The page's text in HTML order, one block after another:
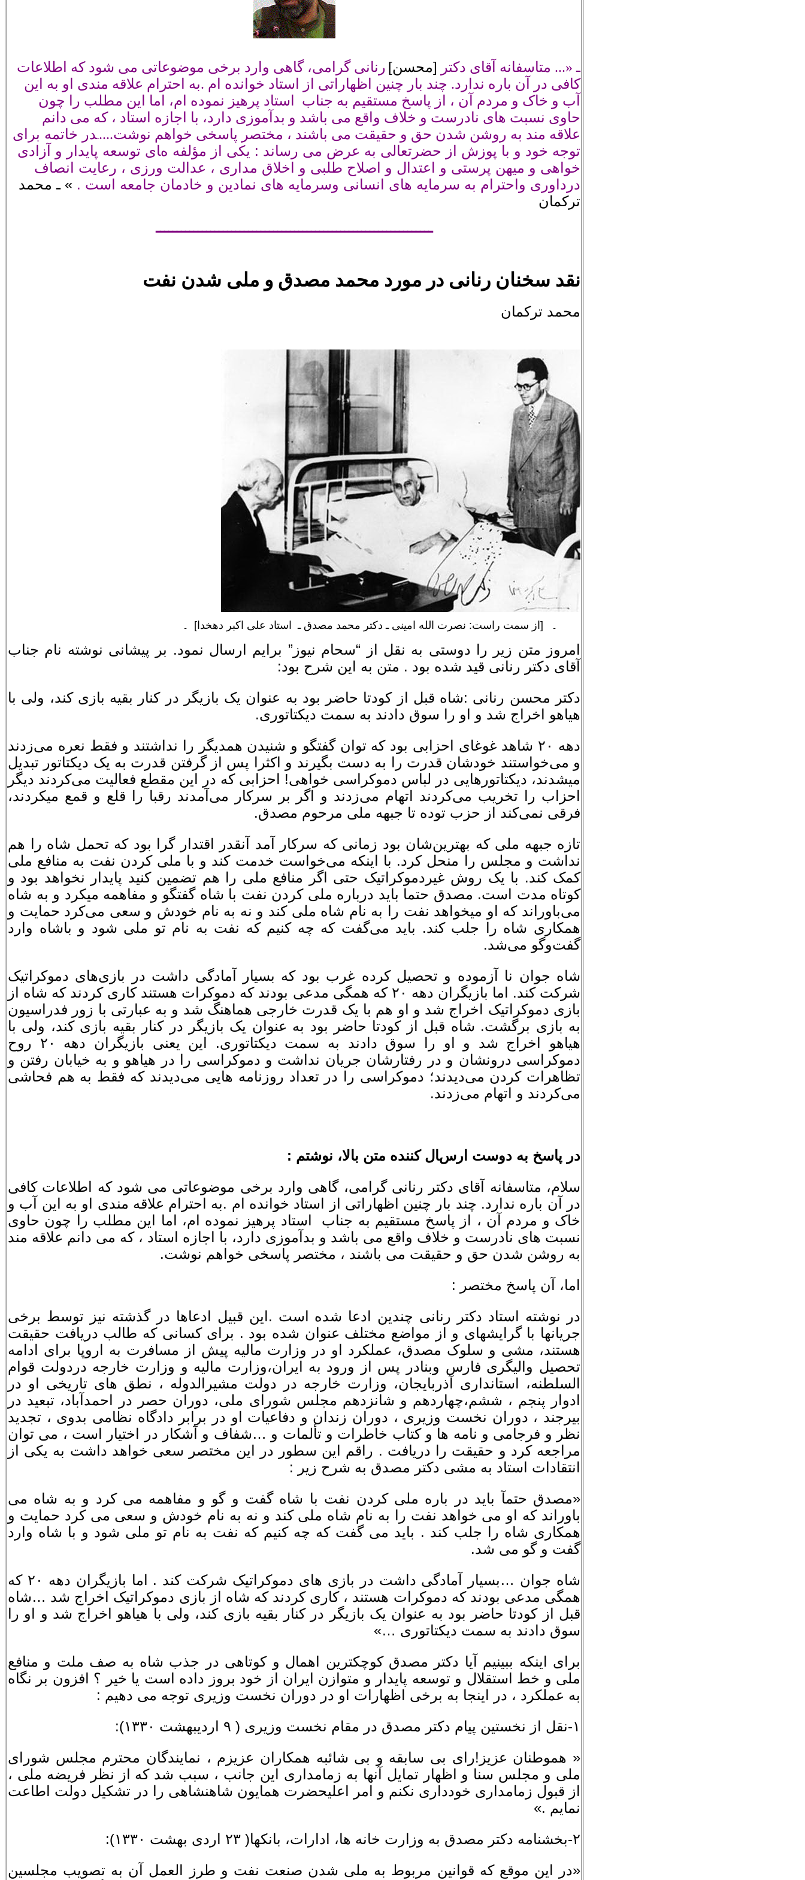
ـ «... متاسفانه آقای دکتر [محسن] رنانی گرامی، گاهى وارد برخی موضوعاتی می شود که اطلاعات
کافی در آن باره ندارد. چند بار چنین اظهاراتی از استاد خوانده ام .به احترام علاقه مندی او به این
آب و خاک و مردم آن ، از پاسخ مستقیم به جناب استاد پرهیز نموده ام، اما این مطلب را چون
حاوی نسبت های نادرست و خلاف واقع می باشد و بدآموزی دارد، با اجازه استاد ، که می دانم
علاقه مند به روشن شدن حق و حقیقت می باشند ، مختصر پاسخی خواهم نوشت....در خاتمه براى
توجه خود و با پوزش از حضرتعالى به عرض مى رساند : یکى از مؤلفه هاى توسعه پایدار و آزادى
خواهى و میهن پرستى و اعتدال و اصلاح طلبى و اخلاق مدارى ، عدالت ورزى ، رعایت انصاف
درداورى واحترام به سرمایه هاى انسانى وسرمایه هاى نمادین و خادمان جامعه است . » ـ محمد
ترکمان
ــــــــــــــــــــــــــــــــــــــــــــــــــــــــــــــــــ
نقد سخنان رنانی در مورد محمد مصدق و ملی شدن نفت
محمد ترکمان
[از سمت راست: نصرت الله امینی ـ دکتر محمد مصدق ـ استاد علی اکبر دهخدا]
امروز متن زیر را دوستى به نقل از “سحام نیوز” برایم ارسال نمود. بر پیشانى نوشته نام جناب
آقاى دکتر رنانى قید شده بود . متن به این شرح بود:
دکتر محسن رنانی :شاه قبل از کودتا حاضر بود به عنوان یک بازیگر در کنار بقیه بازی کند، ولی با
هیاهو اخراج شد و او را سوق دادند به سمت دیکتاتوری.
دهه ۲۰ شاهد غوغای احزابی بود که توان گفتگو و شنیدن همدیگر را نداشتند و فقط نعره می‌زدند
و می‌خواستند خودشان قدرت را به دست بگیرند و اکثرا پس از گرفتن قدرت به یک دیکتاتور تبدیل
میشدند، دیکتاتورهایی در لباس دموکراسی خواهی! احزابی که در این مقطع فعالیت می‌کردند دیگر
احزاب را تخریب می‌کردند اتهام می‌زدند و اگر بر سرکار می‌آمدند رقبا را قلع و قمع میکردند،
فرقی نمی‌کند از حزب توده تا جبهه ملی مرحوم مصدق.
تازه جبهه ملی که بهترین‌شان بود زمانی که سرکار آمد آنقدر اقتدار گرا بود که تحمل شاه را هم
نداشت و مجلس را منحل کرد. با اینکه می‌خواست خدمت کند و با ملی کردن نفت به منافع ملی
کمک کند. با یک روش غیردموکراتیک حتی اگر منافع ملی را هم تضمین کنید پایدار نخواهد بود و
کوتاه مدت است. مصدق حتما باید درباره ملی کردن نفت با شاه گفتگو و مفاهمه میکرد و به شاه
می‌باوراند که او میخواهد نفت را به نام شاه ملی کند و نه به نام خودش و سعی می‌کرد حمایت و
همکاری شاه را جلب کند. باید می‌گفت که چه کنیم که نفت به نام تو ملی شود و باشاه وارد
گفت‌وگو می‌شد.
شاه جوان نا آزموده و تحصیل کرده غرب بود که بسیار آمادگی داشت در بازی‌های دموکراتیک
شرکت کند. اما بازیگران دهه ۲۰ که همگی مدعی بودند که دموکرات هستند کاری کردند که شاه از
بازی دموکراتیک اخراج شد و او هم با یک قدرت خارجی هماهنگ شد و به عبارتی با زور فدراسیون
به بازی برگشت. شاه قبل از کودتا حاضر بود به عنوان یک بازیگر در کنار بقیه بازی کند، ولی با
هیاهو اخراج شد و او را سوق دادند به سمت دیکتاتوری. این یعنی بازیگران دهه ۲۰ روح
دموکراسی درونشان و در رفتارشان جریان نداشت و دموکراسی را در هیاهو و به خیابان رفتن و
تظاهرات کردن می‌دیدند؛ دموکراسی را در تعداد روزنامه هایی می‌دیدند که فقط به هم فحاشی
می‌کردند و اتهام می‌زدند.
در پاسخ به دوست ارسال کننده متن بالا، نوشتم :
سلام، متاسفانه آقای دکتر رنانی گرامی، گاهى وارد برخی موضوعاتی می شود که اطلاعات کافی
در آن باره ندارد. چند بار چنین اظهاراتی از استاد خوانده ام .به احترام علاقه مندی او به این آب و
خاک و مردم آن ، از پاسخ مستقیم به جناب استاد پرهیز نموده ام، اما این مطلب را چون حاوی
نسبت های نادرست و خلاف واقع می باشد و بدآموزی دارد، با اجازه استاد ، که می دانم علاقه مند
به روشن شدن حق و حقیقت می باشند ، مختصر پاسخی خواهم نوشت.
اما، آن پاسخ مختصر :
در نوشته استاد دکتر رنانى چندین ادعا شده است .این قبیل ادعاها در گذشته نیز توسط برخى
جریانها با گرایشهاى و از مواضع مختلف عنوان شده بود . براى کسانى که طالب دریافت حقیقت
هستند، مشى و سلوک مصدق، عملکرد او در وزارت مالیه پیش از مسافرت به اروپا براى ادامه
تحصیل والیگرى فارس وبنادر پس از ورود به ایران،وزارت مالیه و وزارت خارجه دردولت قوام
السلطنه، استاندارى آذربایجان، وزارت خارجه در دولت مشیرالدوله ، نطق هاى تاریخى او در
ادوار پنجم ، ششم،چهاردهم و شانزدهم مجلس شوراى ملى، دوران حصر در احمدآباد، تبعید در
بیرجند ، دوران نخست وزیرى ، دوران زندان و دفاعیات او در برابر دادگاه نظامى بدوى ، تجدید
نظر و فرجامى و نامه ها و کتاب خاطرات و تألمات و …شفاف و آشکار در اختیار است ، مى توان
مراجعه کرد و حقیقت را دریافت . راقم این سطور در این مختصر سعى خواهد داشت به یکى از
انتقادات استاد به مشى دکتر مصدق به شرح زیر :
«مصدق حتمآ باید در باره ملى کردن نفت با شاه گفت و گو و مفاهمه مى کرد و به شاه مى
باوراند که او مى خواهد نفت را به نام شاه ملى کند و نه به نام خودش و سعى مى کرد حمایت و
همکارى شاه را جلب کند . باید مى گفت که چه کنیم که نفت به نام تو ملى شود و با شاه وارد
گفت و گو مى شد.
شاه جوان …بسیار آمادگى داشت در بازى هاى دموکراتیک شرکت کند . اما بازیگران دهه ٢٠ که
همگى مدعى بودند که دموکرات هستند ، کارى کردند که شاه از بازى دموکراتیک اخراج شد …شاه
قبل از کودتا حاضر بود به عنوان یک بازیگر در کنار بقیه بازى کند، ولى با هیاهو اخراج شد و او را
سوق دادند به سمت دیکتاتورى …»
براى اینکه ببینیم آیا دکتر مصدق کوچکترین اهمال و کوتاهى در جذب شاه به صف ملت و منافع
ملى و خط استقلال و توسعه پایدار و متوازن ایران از خود بروز داده است یا خیر ؟ افزون بر نگاه
به عملکرد ، در اینجا به برخى اظهارات او در دوران نخست وزیرى توجه مى دهیم :
١-نقل از نخستین پیام دکتر مصدق در مقام نخست وزیرى ( ٩ اردیبهشت ١٣٣٠):
« هموطنان عزیز!راى بى سابقه و بى شائبه همکاران عزیزم ، نمایندگان محترم مجلس شوراى
ملى و مجلس سنا و اظهار تمایل آنها به زمامدارى این جانب ، سبب شد که از نظر فریضه ملى ،
از قبول زمامدارى خوددارى نکنم و امر اعلیحضرت همایون شاهنشاهى را در تشکیل دولت اطاعت
نمایم .»
٢-بخشنامه دکتر مصدق به وزارت خانه ها، ادارات، بانکها( ٢٣ اردى بهشت ١٣٣٠):
«در این موقع که قوانین مربوط به ملى شدن صنعت نفت و طرز العمل آن به تصویب مجلسین